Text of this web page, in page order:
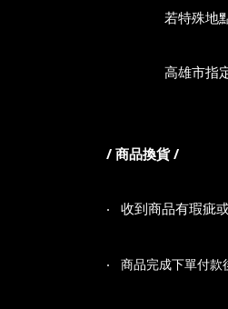
若特殊地點（如
高雄市指定區
/ 商品換貨 /
‧ 收到商品有瑕疵
‧ 商品完成下單付款